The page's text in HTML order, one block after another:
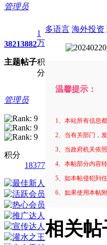
管理员
3821
主题
3882
帖子
1
万
积
分
管理员
积分
18377
多语言 海外投资
温馨提示：
1、本站所有信息
2、当有关部门，
3、当政府机关依
4、本帖部分内容
5、如本帖侵犯到
6、如果使用本帖
相关帖